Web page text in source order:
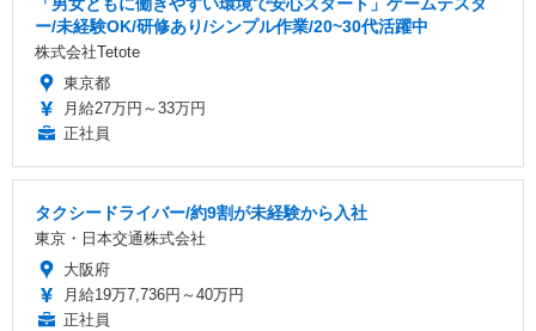
ー/未経験OK/研修あり/シンプル作業/20~30代活躍中
株式会社Tetote
東京都
月給27万円～33万円
正社員
タクシードライバー/約9割が未経験から入社
東京・日本交通株式会社
大阪府
月給19万7,736円～40万円
正社員